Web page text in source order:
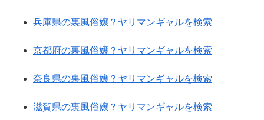
兵庫県の裏風俗嬢？ヤリマンギャルを検索
京都府の裏風俗嬢？ヤリマンギャルを検索
奈良県の裏風俗嬢？ヤリマンギャルを検索
滋賀県の裏風俗嬢？ヤリマンギャルを検索